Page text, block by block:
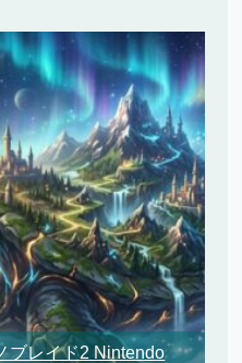
ブレイド2 Nintendo